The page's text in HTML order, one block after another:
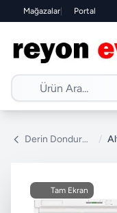
Mağazalar| Portal
Derin Dondurucu /
Tam Ekran